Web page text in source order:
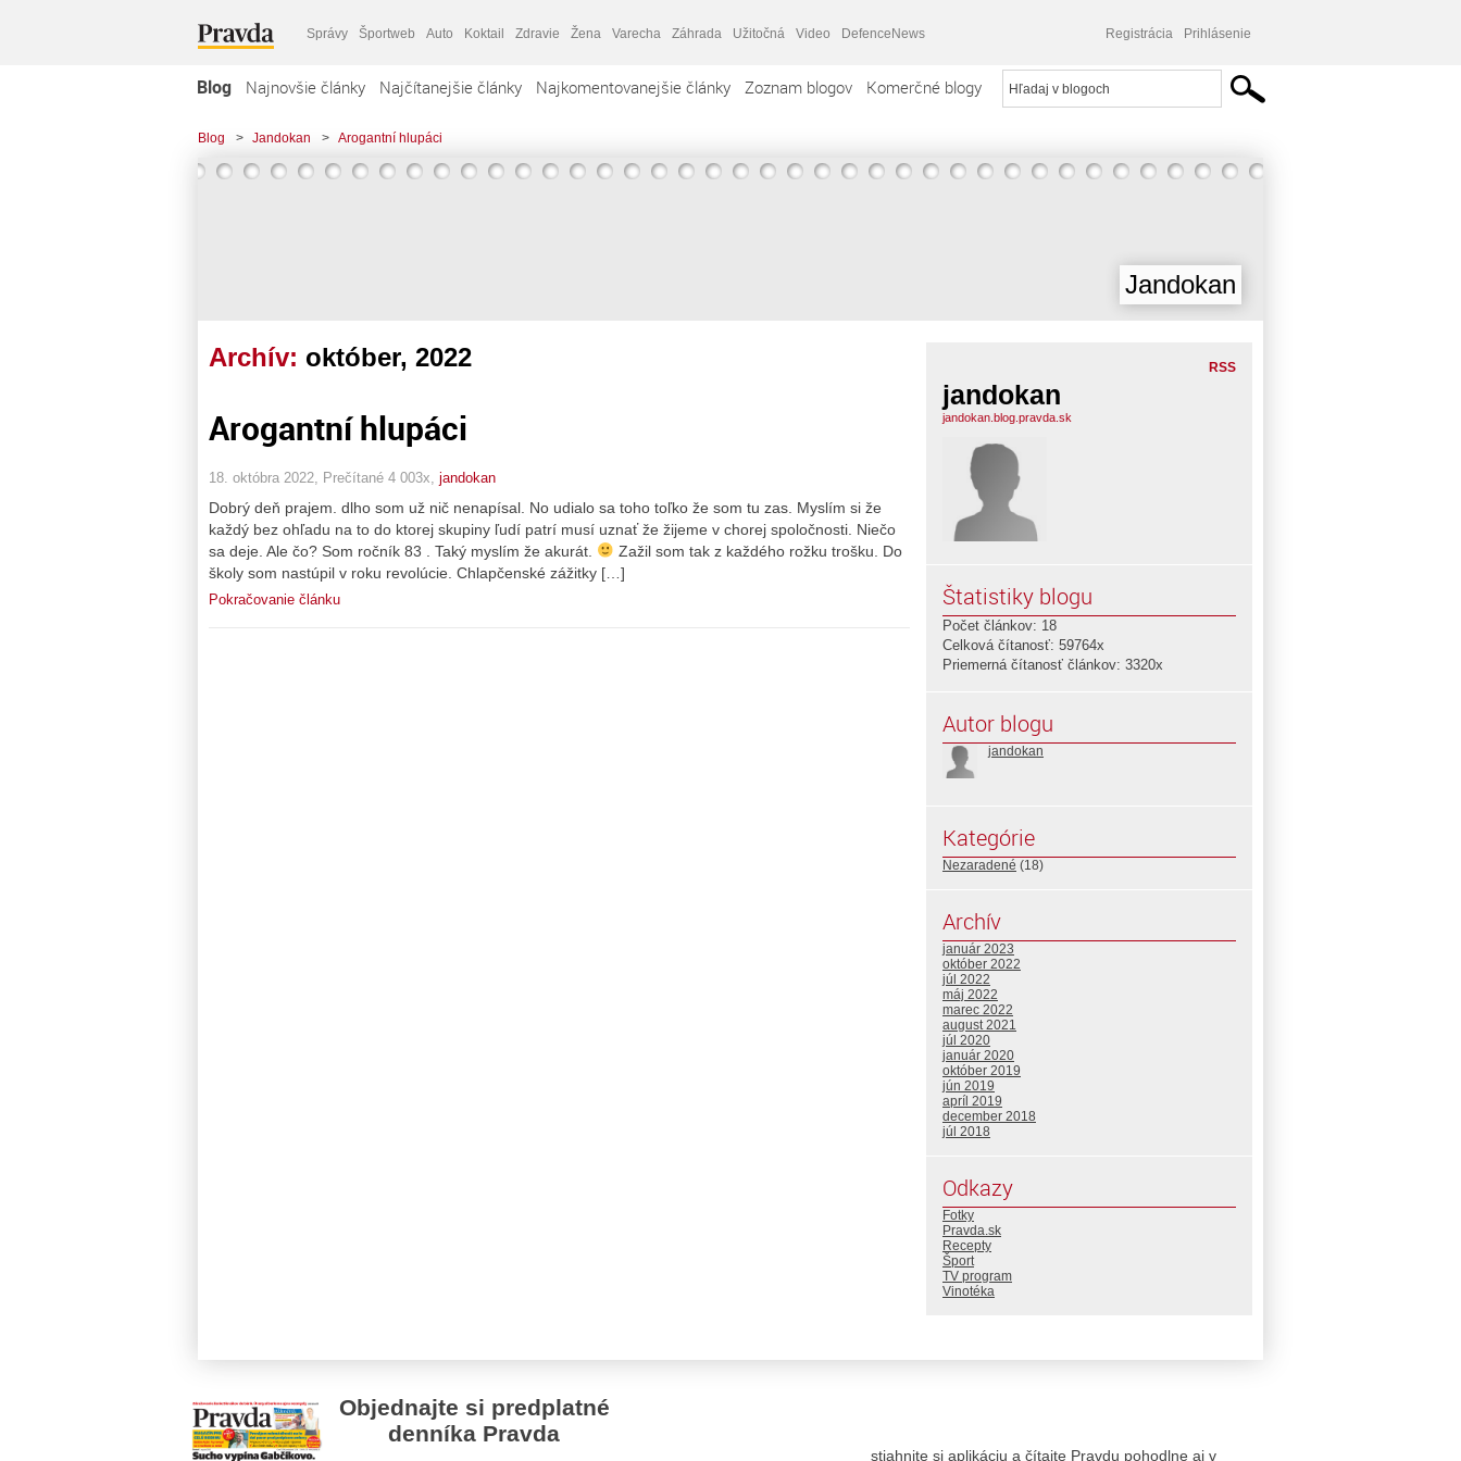
Správy Športweb Auto Koktail Zdravie Žena Varecha Záhrada Užitočná Video DefenceNews Registrácia Prihlásenie
Blog Najnovšie články Najčítanejšie články Najkomentovanejšie články Zoznam blogov Komerčné blogy
Blog > Jandokan > Arogantní hlupáci
Jandokan
Archív: október, 2022
Arogantní hlupáci
18. októbra 2022, Prečítané 4 003x, jandokan
Dobrý deň prajem. dlho som už nič nenapísal. No udialo sa toho toľko že som tu zas. Myslím si že
každý bez ohľadu na to do ktorej skupiny ľudí patrí musí uznať že žijeme v chorej spoločnosti. Niečo
sa deje. Ale čo? Som ročník 83 . Taký myslím že akurát.
Zažil som tak z každého rožku trošku. Do
školy som nastúpil v roku revolúcie. Chlapčenské zážitky […]
Pokračovanie článku
RSS
jandokan
jandokan.blog.pravda.sk
Štatistiky blogu
Počet článkov: 18
Celková čítanosť: 59764x
Priemerná čítanosť článkov: 3320x
Autor blogu
jandokan
Kategórie
Nezaradené (18)
Archív
január 2023
október 2022
júl 2022
máj 2022
marec 2022
august 2021
júl 2020
január 2020
október 2019
jún 2019
apríl 2019
december 2018
júl 2018
Odkazy
Fotky
Pravda.sk
Recepty
Šport
TV program
Vinotéka
Objednajte si predplatné
denníka Pravda
stiahnite si aplikáciu a čítajte Pravdu pohodlne aj v